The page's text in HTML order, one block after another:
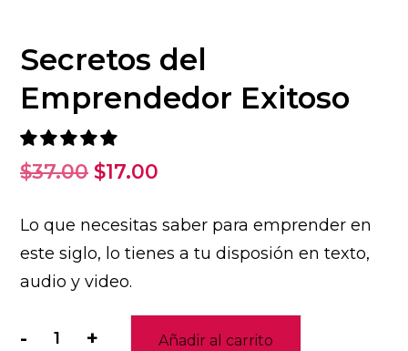
Secretos del
Emprendedor Exitoso
$37.00 El
original
era:
$17.00
actual
Lo que necesitas saber para emprender en
este siglo, lo tienes a tu disposión en texto,
audio y video.
- + Añadir al carrito